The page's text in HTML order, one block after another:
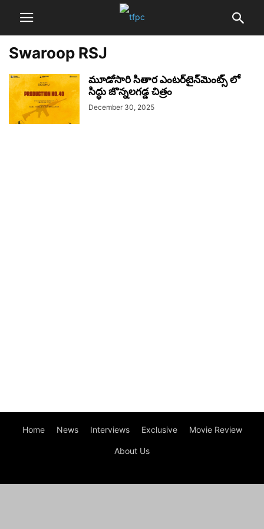
Swaroop RSJ
మూడోసారి సితార ఎంటర్‌టైన్‌మెంట్స్ లో
సిద్ధు జొన్నలగడ్డ చిత్రం
December 30, 2025
Home News Interviews Exclusive Movie Review
About Us